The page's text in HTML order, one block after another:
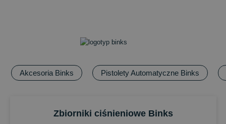
oraz automatyczne pistolety natryskowe, akcesoria, odzież
wspomaganego powietrzem; nisko i wysokociśnieniowe
pompy i regulatory, ciśnieniowe zbiorniki zasilające,
oraz produkcji samochodów.
Akcesoria Binks Pistolety Automatyczne Binks
Zbiorniki ciśnieniowe Binks